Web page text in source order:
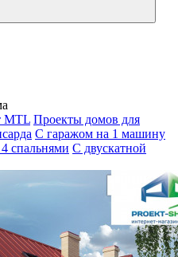
MTL Проекты домов для
С гаражом на 1 машину
спальнями С двускатной